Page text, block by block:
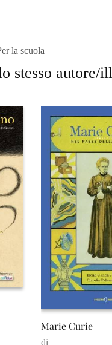
la scuola
stesso autore/
Marie Curie
di